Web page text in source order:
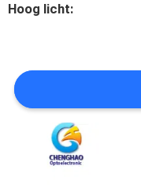
SITEMAP
PRIVACY
POLICY
Hoog licht: